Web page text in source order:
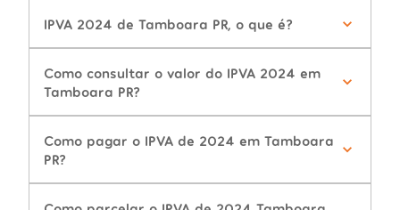
IPVA 2024 de Tamboara PR, o que é?
Como consultar o valor do IPVA 2024 em
Tamboara PR?
Como pagar o IPVA de 2024 em Tamboara
PR?